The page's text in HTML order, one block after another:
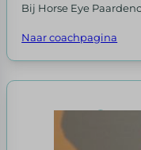
Bij Horse Eye
Naar coachpagina